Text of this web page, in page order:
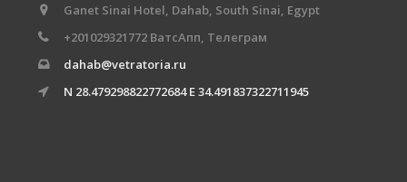
Ganet Sinai Hotel, Dahab, South Sinai, Egypt
+201029321772 ВатсАпп, Телеграм
dahab@vetratoria.ru
N 28.479298822772684 E 34.491837322711945